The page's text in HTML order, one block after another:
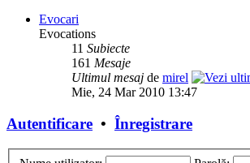
Evocari
Evocations
11 Subiecte
161 Mesaje
Ultimul mesaj de mirel
Mie, 24 Mar 2010 13:47
Autentificare • Înregistrare